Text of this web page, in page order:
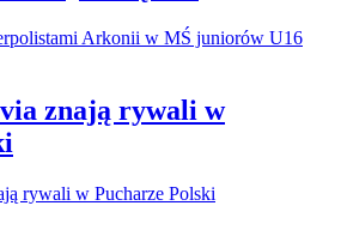
znają rywali w